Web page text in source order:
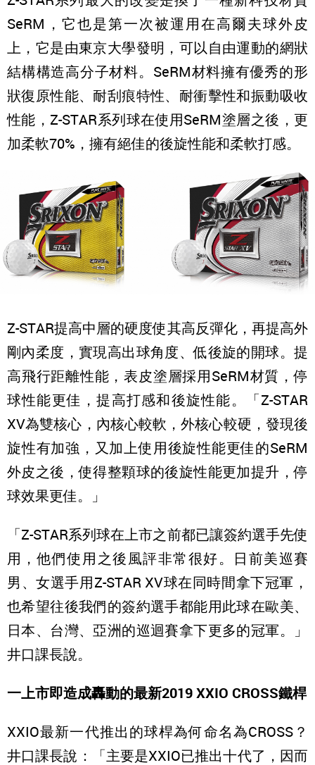
SeRM，它也是第一次被運用在高爾夫球外皮
上，它是由東京大學發明，可以自由運動的網狀
結構構造高分子材料。SeRM材料擁有優秀的形
狀復原性能、耐刮痕特性、耐衝擊性和振動吸收
性能，Z-STAR系列球在使用SeRM塗層之後，更
加柔軟70%，擁有絕佳的後旋性能和柔軟打感。
Z-STAR提高中層的硬度使其高反彈化，再提高外
剛內柔度，實現高出球角度、低後旋的開球。提
高飛行距離性能，表皮塗層採用SeRM材質，停
球性能更佳，提高打感和後旋性能。「Z-STAR
XV為雙核心，內核心較軟，外核心較硬，發現後
旋性有加強，又加上使用後旋性能更佳的SeRM
外皮之後，使得整顆球的後旋性能更加提升，停
球效果更佳。」
「Z-STAR系列球在上市之前都已讓簽約選手先使
用，他們使用之後風評非常很好。日前美巡賽
男、女選手用Z-STAR XV球在同時間拿下冠軍，
也希望往後我們的簽約選手都能用此球在歐美、
日本、台灣、亞洲的巡迴賽拿下更多的冠軍。」
井口課長說。
一上市即造成轟動的最新2019 XXIO CROSS鐵桿
XXIO最新一代推出的球桿為何命名為CROSS？
井口課長說：「主要是XXIO已推出十代了，因而